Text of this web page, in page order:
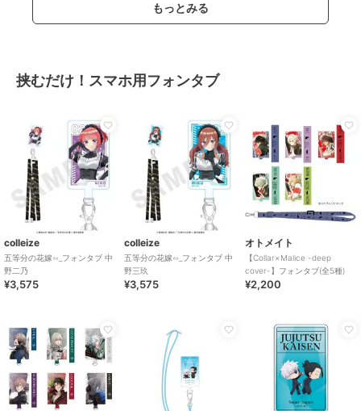
もっとみる
挟むだけ！スマホ用フォンタブ
colleize
五等分の花嫁∽_フォンタブ 中
野二乃
¥3,575
colleize
五等分の花嫁∽_フォンタブ 中
野三玖
¥3,575
オトメイト
【Collar×Malice -deep
cover-】フォンタブ(全5種)
¥2,200